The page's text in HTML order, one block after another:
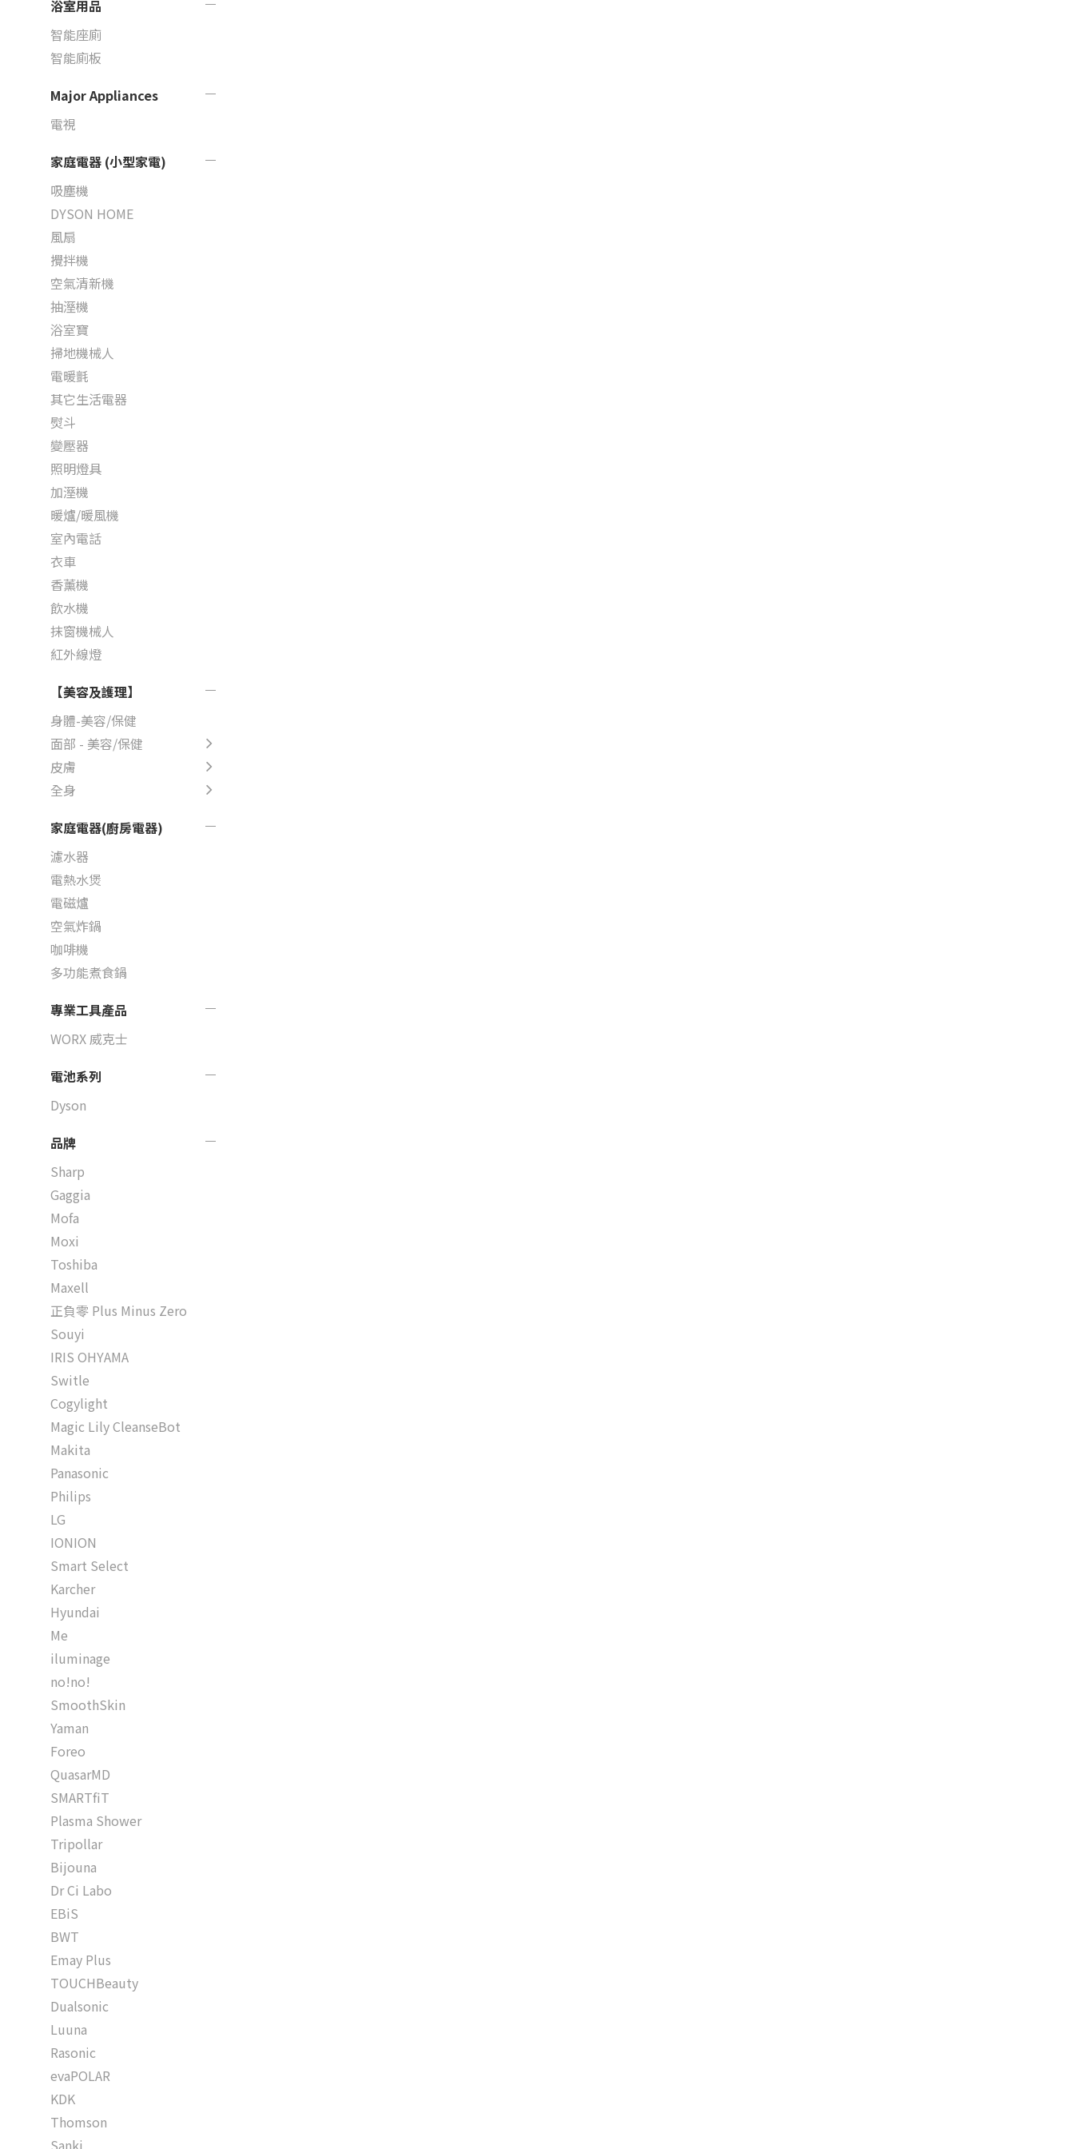
浴室用品
智能座廁
智能廁板
Major Appliances
電視
家庭電器 (小型家電)
吸塵機
DYSON HOME
風扇
攪拌機
空氣清新機
抽溼機
浴室寶
掃地機械人
電暖氈
其它生活電器
熨斗
變壓器
照明燈具
加溼機
暖爐/暖風機
室內電話
衣車
香薰機
飲水機
抹窗機械人
紅外線燈
【美容及護理】
身體-美容/保健
面部 - 美容/保健
皮膚
全身
家庭電器(廚房電器)
濾水器
電熱水煲
電磁爐
空氣炸鍋
咖啡機
多功能煮食鍋
專業工具產品
WORX 威克士
電池系列
Dyson
品牌
Sharp
Gaggia
Mofa
Moxi
Toshiba
Maxell
正負零 Plus Minus Zero
Souyi
IRIS OHYAMA
Switle
Cogylight
Magic Lily CleanseBot
Makita
Panasonic
Philips
LG
IONION
Smart Select
Karcher
Hyundai
Me
iluminage
no!no!
SmoothSkin
Yaman
Foreo
QuasarMD
SMARTfiT
Plasma Shower
Tripollar
Bijouna
Dr Ci Labo
EBiS
BWT
Emay Plus
TOUCHBeauty
Dualsonic
Luuna
Rasonic
evaPOLAR
KDK
Thomson
Sanki